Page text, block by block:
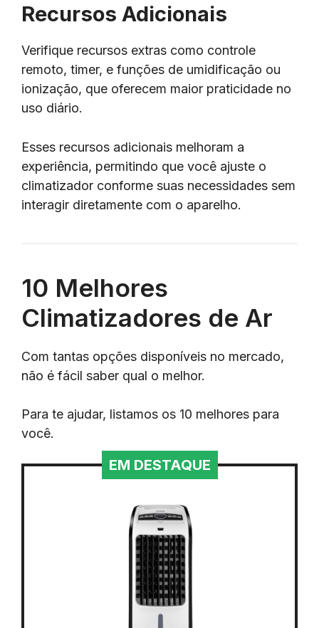
Recursos Adicionais
Verifique recursos extras como controle
remoto, timer, e funções de umidificação ou
ionização, que oferecem maior praticidade no
uso diário.
Esses recursos adicionais melhoram a
experiência, permitindo que você ajuste o
climatizador conforme suas necessidades sem
interagir diretamente com o aparelho.
10 Melhores
Climatizadores de Ar
Com tantas opções disponíveis no mercado,
não é fácil saber qual o melhor.
Para te ajudar, listamos os 10 melhores para
você.
EM DESTAQUE